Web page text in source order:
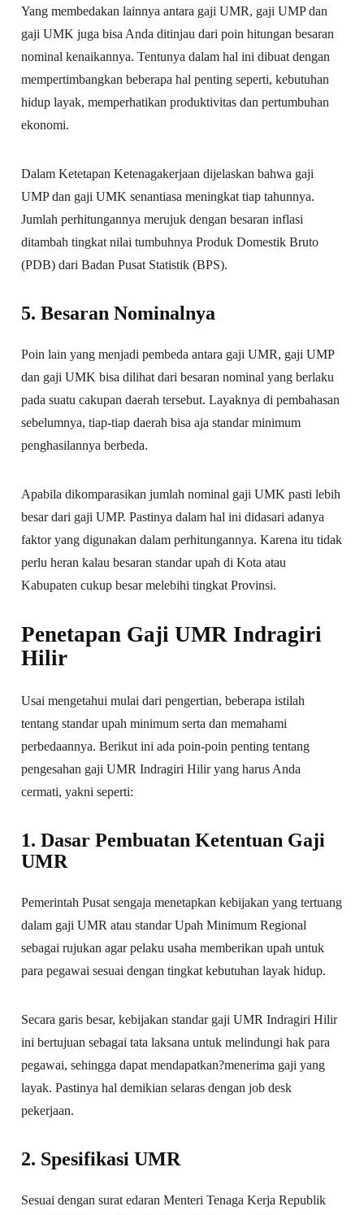
Yang membedakan lainnya antara gaji UMR, gaji UMP dan
gaji UMK juga bisa Anda ditinjau dari poin hitungan besaran
nominal kenaikannya. Tentunya dalam hal ini dibuat dengan
mempertimbangkan beberapa hal penting seperti, kebutuhan
hidup layak, memperhatikan produktivitas dan pertumbuhan
ekonomi.
Dalam Ketetapan Ketenagakerjaan dijelaskan bahwa gaji
UMP dan gaji UMK senantiasa meningkat tiap tahunnya.
Jumlah perhitungannya merujuk dengan besaran inflasi
ditambah tingkat nilai tumbuhnya Produk Domestik Bruto
(PDB) dari Badan Pusat Statistik (BPS).
5. Besaran Nominalnya
Poin lain yang menjadi pembeda antara gaji UMR, gaji UMP
dan gaji UMK bisa dilihat dari besaran nominal yang berlaku
pada suatu cakupan daerah tersebut. Layaknya di pembahasan
sebelumnya, tiap-tiap daerah bisa aja standar minimum
penghasilannya berbeda.
Apabila dikomparasikan jumlah nominal gaji UMK pasti lebih
besar dari gaji UMP. Pastinya dalam hal ini didasari adanya
faktor yang digunakan dalam perhitungannya. Karena itu tidak
perlu heran kalau besaran standar upah di Kota atau
Kabupaten cukup besar melebihi tingkat Provinsi.
Penetapan Gaji UMR Indragiri
Hilir
Usai mengetahui mulai dari pengertian, beberapa istilah
tentang standar upah minimum serta dan memahami
perbedaannya. Berikut ini ada poin-poin penting tentang
pengesahan gaji UMR Indragiri Hilir yang harus Anda
cermati, yakni seperti:
1. Dasar Pembuatan Ketentuan Gaji
UMR
Pemerintah Pusat sengaja menetapkan kebijakan yang tertuang
dalam gaji UMR atau standar Upah Minimum Regional
sebagai rujukan agar pelaku usaha memberikan upah untuk
para pegawai sesuai dengan tingkat kebutuhan layak hidup.
Secara garis besar, kebijakan standar gaji UMR Indragiri Hilir
ini bertujuan sebagai tata laksana untuk melindungi hak para
pegawai, sehingga dapat mendapatkan?menerima gaji yang
layak. Pastinya hal demikian selaras dengan job desk
pekerjaan.
2. Spesifikasi UMR
Sesuai dengan surat edaran Menteri Tenaga Kerja Republik